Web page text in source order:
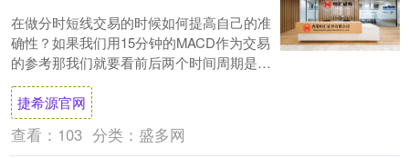
在做分时短线交易的时候如何提高自己的准
确性？如果我们用15分钟的MACD作为交易
的参考那我们就要看前后两个时间周期是在
金叉循环还是在死叉循环。如果前后5和30
分....
捷希源官网
查看： 103 分类： 盛多网